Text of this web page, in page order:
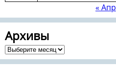
« Апр
Архивы
Архивы